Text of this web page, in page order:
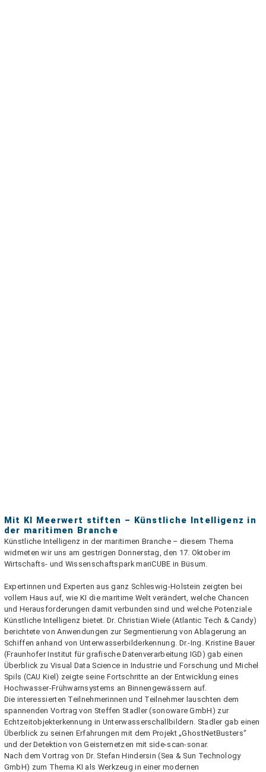
Mit KI Meerwert stiften – Künstliche Intelligenz in
der maritimen Branche
Künstliche Intelligenz in der maritimen Branche – diesem Thema
widmeten wir uns am gestrigen Donnerstag, den 17. Oktober im
Wirtschafts- und Wissenschaftspark mariCUBE in Büsum.
Expertinnen und Experten aus ganz Schleswig-Holstein zeigten bei
vollem Haus auf, wie KI die maritime Welt verändert, welche Chancen
und Herausforderungen damit verbunden sind und welche Potenziale
Künstliche Intelligenz bietet. Dr. Christian Wiele (Atlantic Tech & Candy)
berichtete von Anwendungen zur Segmentierung von Ablagerung an
Schiffen anhand von Unterwasserbilderkennung. Dr.-Ing. Kristine Bauer
(Fraunhofer Institut für grafische Datenverarbeitung IGD) gab einen
Überblick zu Visual Data Science in Industrie und Forschung und Michel
Spils (CAU Kiel) zeigte seine Fortschritte an der Entwicklung eines
Hochwasser-Frühwarnsystems an Binnengewässern auf.
Die interessierten Teilnehmerinnen und Teilnehmer lauschten dem
spannenden Vortrag von Steffen Stadler (sonoware GmbH) zur
Echtzeitobjekterkennung in Unterwasserschallbildern. Stadler gab einen
Überblick zu seinen Erfahrungen mit dem Projekt „GhostNetBusters“
und der Detektion von Geisternetzen mit side-scan-sonar.
Nach dem Vortrag von Dr. Stefan Hindersin (Sea & Sun Technology
GmbH) zum Thema KI als Werkzeug in einer modernen